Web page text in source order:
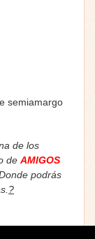
semiamargo
de los
de AMIGOS
podrás
?